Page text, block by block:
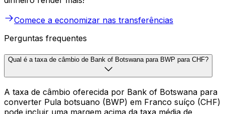
Comece a economizar nas transferências
Perguntas frequentes
Qual é a taxa de câmbio de Bank of Botswana para BWP para CHF?
A taxa de câmbio oferecida por Bank of Botswana para
converter Pula botsuano (BWP) em Franco suíço (CHF)
pode incluir uma margem acima da taxa média de